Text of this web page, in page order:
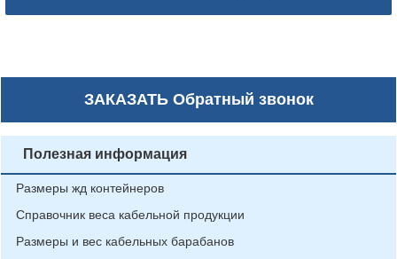
ЗАКАЗАТЬОбратный звонок
Полезная информация
Размеры жд контейнеров
Справочник веса кабельной продукции
Размеры и вес кабельных барабанов